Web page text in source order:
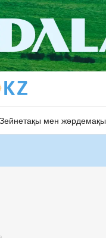
Зейнетақы мен жәрдемақы